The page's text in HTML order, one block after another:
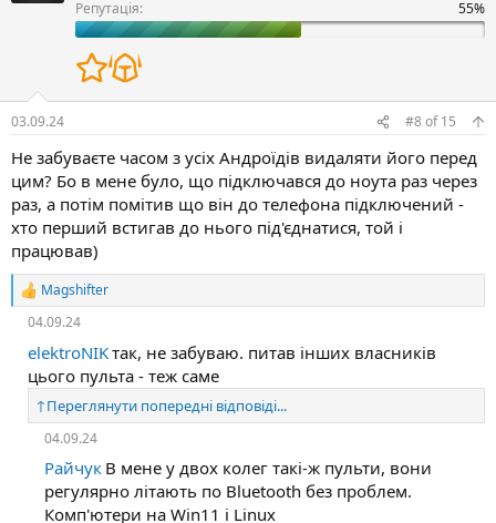
Репутація:
03.09.24 #8of15
Не забуваєте часом з усіх Андроїдів видаляти його перед
цим? Бо в мене було, що підключався до ноута раз через
раз, а потім помітив що він до телефона підключений -
хто перший встигав до нього під'єднатися, той і
працював)
Р
Magshifter
04.09.24
elektroNIKтак, не забуваю. питав інших власників
цього пульта - теж саме
↑Переглянути попередні відповіді...
04.09.24
Райчук В мене у двох колег такі-ж пульти, вони
регулярно літають по Bluetooth без проблем.
Комп'ютери на Win11 і Linux